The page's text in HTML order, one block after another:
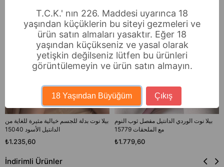
بيلا نوت بدلة للجسم خيالية مثيرة للغاية من
الدانتيل الأسود 15040
₺1.235,60
بيلا نوت الوردي الدانتيل مفصل ثوب النوم
مع الملحقات 15779
₺1.779,60
İndirimli Ürünler
T.C.K.' nın 226. Maddesi uyarınca 18
yaşından küçüklerin bu siteyi gezmeleri ve
ürün satın almaları yasaktır. Eğer 18
yaşından küçükseniz ve yasal olarak
yetişkin değilseniz lütfen bu ürünleri
görüntülemeyin ve ürün satın almayın.
18 Yaşından Büyüğüm Çıkış